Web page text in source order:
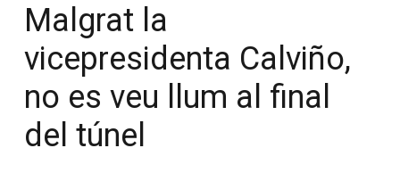
Malgrat la
vicepresidenta Calviño,
no es veu llum al final
del túnel